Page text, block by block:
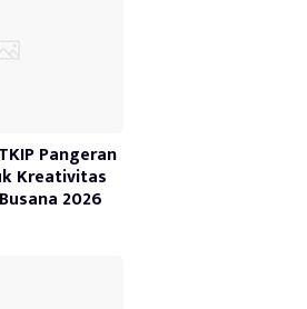
Pangeran
Kreativitas
2026